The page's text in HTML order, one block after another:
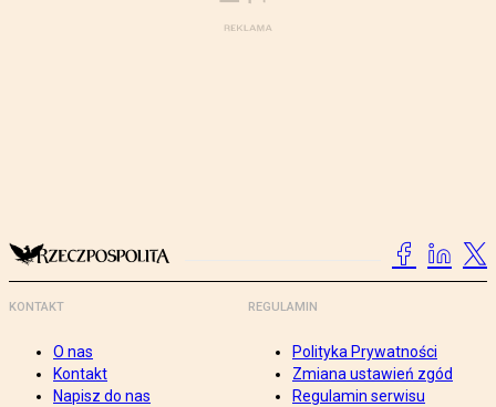
KONTAKT
O nas
Kontakt
Napisz do nas
REGULAMIN
Polityka Prywatności
Zmiana ustawień zgód
Regulamin serwisu